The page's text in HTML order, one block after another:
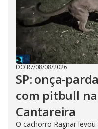
DO R7/08/08/2026
SP: onça-
com pitbull
Cantareira
O cachorro Ragnar